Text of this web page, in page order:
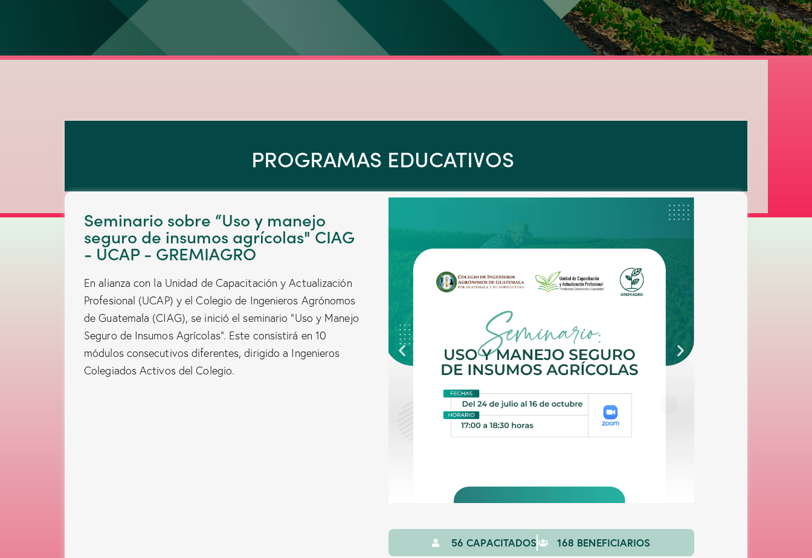
PROGRAMAS EDUCATIVOS
Seminario sobre “Uso y manejo
seguro de insumos agrícolas" CIAG
- UCAP - GREMIAGRO
En alianza con la Unidad de Capacitación y Actualización
Profesional (UCAP) y el Colegio de Ingenieros Agrónomos
de Guatemala (CIAG), se inició el seminario “Uso y Manejo
Seguro de Insumos Agrícolas”. Este consistirá en 10
módulos consecutivos diferentes, dirigido a Ingenieros
Colegiados Activos del Colegio.
56 CAPACITADOS 168 BENEFICIARIOS